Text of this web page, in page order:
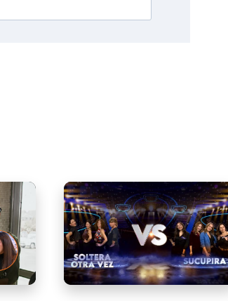
la
¡Qué dice Chile! Prime | Capítulo